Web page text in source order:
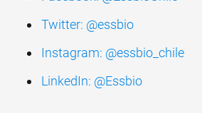
Twitter: @essbio
Instagram: @essbio_chile
LinkedIn: @Essbio